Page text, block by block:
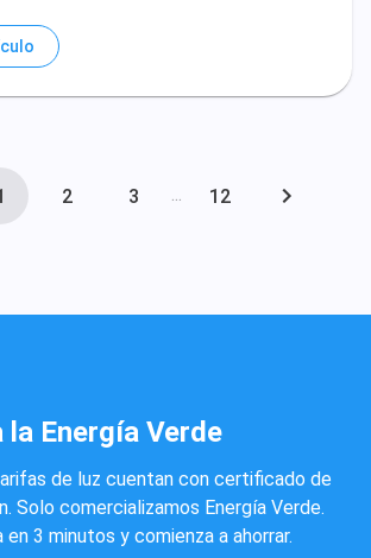
2 3 ... 12
la Energía Verde
de luz cuentan con certificado de
Solo comercializamos Energía Verde.
3 minutos y comienza a ahorrar.